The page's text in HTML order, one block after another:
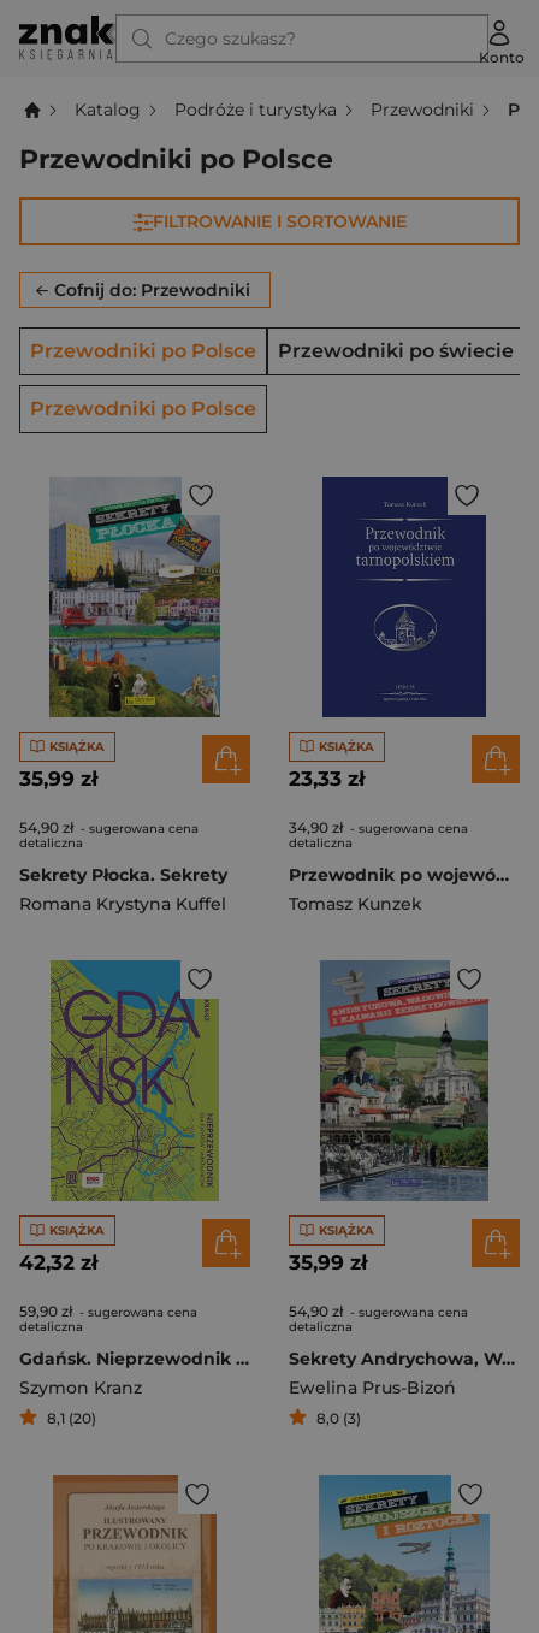
Czego szukasz?
Konto
Katalog Podróże i turystyka Przewodniki
Przewodniki po Polsce
FILTROWANIE I SORTOWANIE
Cofnij do: Przewodniki
Przewodniki po Polsce Przewodniki po świecie
Przewodniki po Polsce
KSIĄŻKA
35,99 zł
54,90 zł - sugerowana cena
detaliczna
Sekrety Płocka. Sekrety
Romana Krystyna Kuffel
KSIĄŻKA
23,33 zł
34,90 zł - sugerowana cena
detaliczna
Przewodnik po województwie tarnopolskiem
Tomasz Kunzek
KSIĄŻKA
42,32 zł
59,90 zł - sugerowana cena
detaliczna
Gdańsk. Nieprzewodnik dla turystów i mieszkańców
Szymon Kranz
8,1 (20)
KSIĄŻKA
35,99 zł
54,90 zł - sugerowana cena
detaliczna
Sekrety Andrychowa, Wadowic i Kalwarii Zebrzydowskiej
Ewelina Prus-Bizoń
8,0 (3)